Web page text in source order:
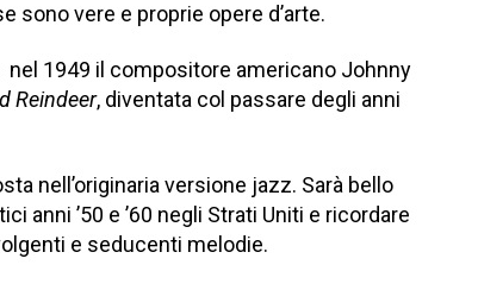
sono vere e proprie opere d’arte.
1949 il compositore americano Johnny
Reindeer, diventata col passare degli anni
nell’originaria versione jazz. Sarà bello
anni ’50 e ’60 negli Strati Uniti e ricordare
e seducenti melodie.